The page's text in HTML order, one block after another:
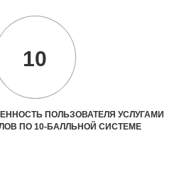
10
ПОЛЬЗОВАТЕЛЯ УСЛУГАМИ
ПО 10-БАЛЛЬНОЙ СИСТЕМЕ